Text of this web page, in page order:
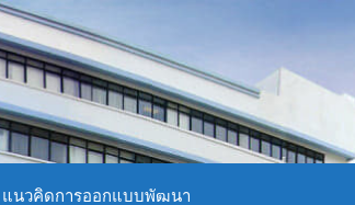
แนวคิดการออกแบบพัฒนา